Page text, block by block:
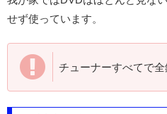
せず使っています。
チューナーすべてで